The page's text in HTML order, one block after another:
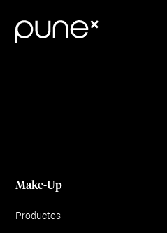
Make-Up
Productos